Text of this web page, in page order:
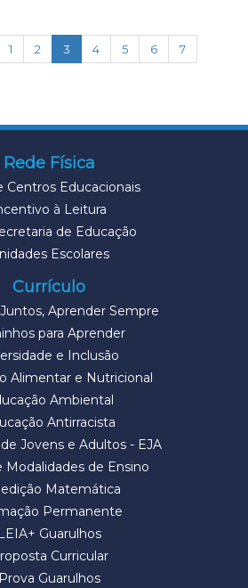
1 2 3 (current)
4 5 6
7
Rede Física
Centros Educacionais
à Leitura
de Educação
Escolares
Currículo
Aprender Sempre
para Aprender
e Inclusão
Alimentar e Nutricional
Ambiental
Antirracista
Jovens e Adultos - EJA
Modalidades de Ensino
Matemática
Permanente
LEIA+ Guarulhos
Curricular
Prova Guarulhos